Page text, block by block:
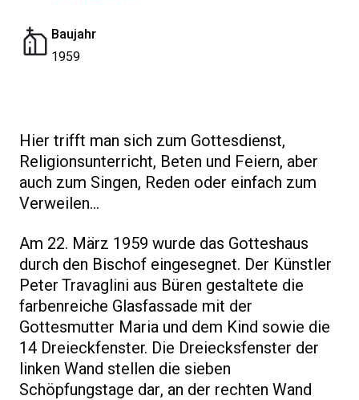
Baujahr
1959
Hier trifft man sich zum Gottesdienst,
Religionsunterricht, Beten und Feiern, aber
auch zum Singen, Reden oder einfach zum
Verweilen...
Am 22. März 1959 wurde das Gotteshaus
durch den Bischof eingesegnet. Der Künstler
Peter Travaglini aus Büren gestaltete die
farbenreiche Glasfassade mit der
Gottesmutter Maria und dem Kind sowie die
14 Dreieckfenster. Die Dreiecksfenster der
linken Wand stellen die sieben
Schöpfungstage dar, an der rechten Wand